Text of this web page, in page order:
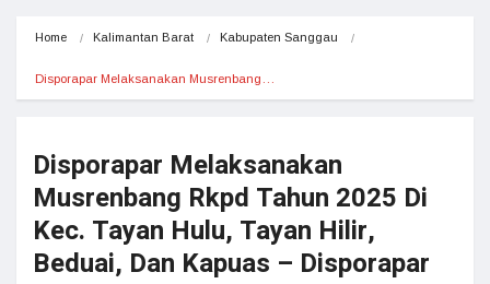
Home Kalimantan Barat Kabupaten Sanggau
Disporapar Melaksanakan Musrenbang…
Disporapar Melaksanakan
Musrenbang Rkpd Tahun 2025 Di
Kec. Tayan Hulu, Tayan Hilir,
Beduai, Dan Kapuas – Disporapar